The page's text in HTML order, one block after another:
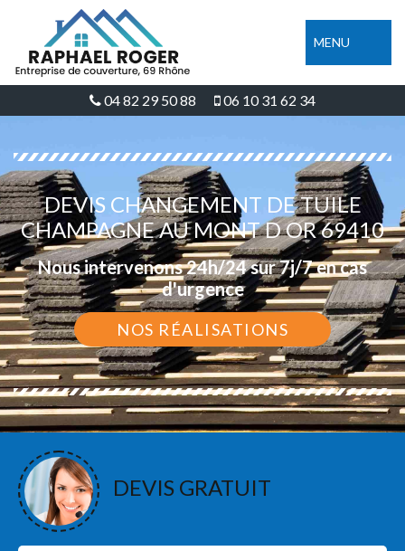
MENU
04 82 29 50 88 06 10 31 62 34
DEVIS CHANGEMENT DE TUILE
CHAMPAGNE AU MONT D OR 69410
Nous intervenons 24h/24 sur 7j/7 en cas
d'urgence
NOS RÉALISATIONS
DEVIS GRATUIT